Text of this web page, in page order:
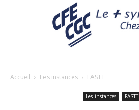
Accueil Les instances FASTT
Les instances FASTT